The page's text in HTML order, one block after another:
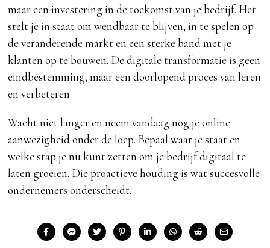
maar een investering in de toekomst van je bedrijf. Het
stelt je in staat om wendbaar te blijven, in te spelen op
de veranderende markt en een sterke band met je
klanten op te bouwen. De digitale transformatie is geen
eindbestemming, maar een doorlopend proces van leren
en verbeteren.
Wacht niet langer en neem vandaag nog je online
aanwezigheid onder de loep. Bepaal waar je staat en
welke stap je nu kunt zetten om je bedrijf digitaal te
laten groeien. Die proactieve houding is wat succesvolle
ondernemers onderscheidt.